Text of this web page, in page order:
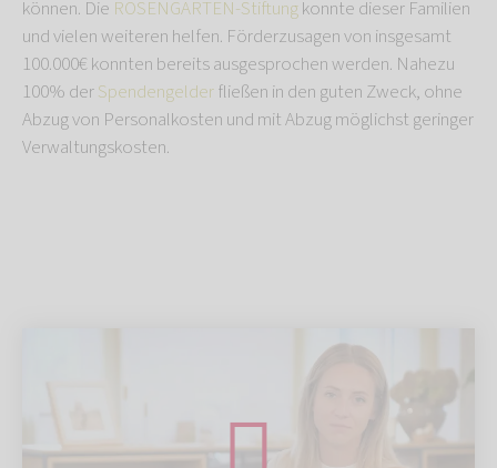
können. Die ROSENGARTEN-Stiftungkonnte dieser Familien
und vielen weiteren helfen. Förderzusagen von insgesamt
100.000€ konnten bereits ausgesprochen werden. Nahezu
100% derSpendengelderfließen in den guten Zweck, ohne
Abzug von Personalkosten und mit Abzug möglichst geringer
Verwaltungskosten.